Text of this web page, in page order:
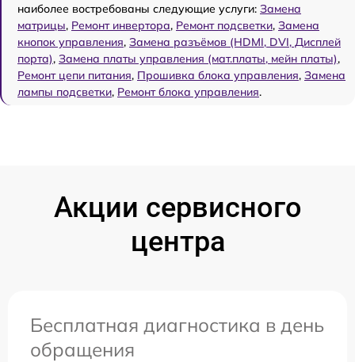
наиболее востребованы следующие услуги: Замена
матрицы, Ремонт инвертора, Ремонт подсветки, Замена
кнопок управления, Замена разъёмов (HDMI, DVI, Дисплей
порта), Замена платы управления (мат.платы, мейн платы),
Ремонт цепи питания, Прошивка блока управления, Замена
лампы подсветки, Ремонт блока управления.
Акции сервисного
центра
Бесплатная диагностика в день
обращения